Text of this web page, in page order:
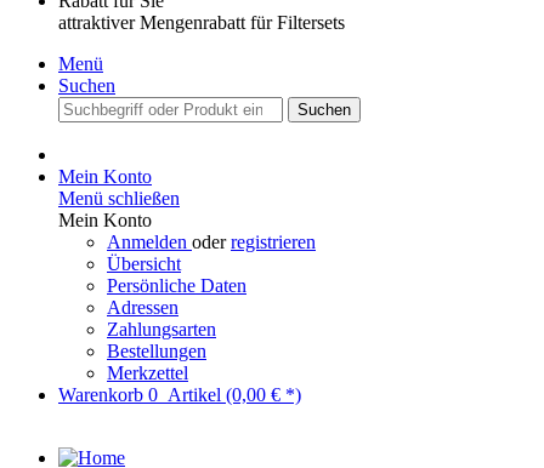
attraktiver Mengenrabatt für Filtersets
Menü
Suchen
Suchen
Mein Konto
Menü schließen
Mein Konto
Anmelden oderregistrieren
Übersicht
Persönliche Daten
Adressen
Zahlungsarten
Bestellungen
Merkzettel
Warenkorb 0 Artikel (0,00 € *)